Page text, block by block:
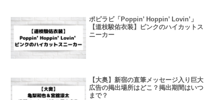
ポピラビ「Poppin’ Hoppin’ Lovin’」
【道枝駿佑衣装】ピンクのハイカットス
ニーカー
【大奥】新宿の直筆メッセージ入り巨大
広告の掲出場所はどこ？掲出期間はいつ
まで？